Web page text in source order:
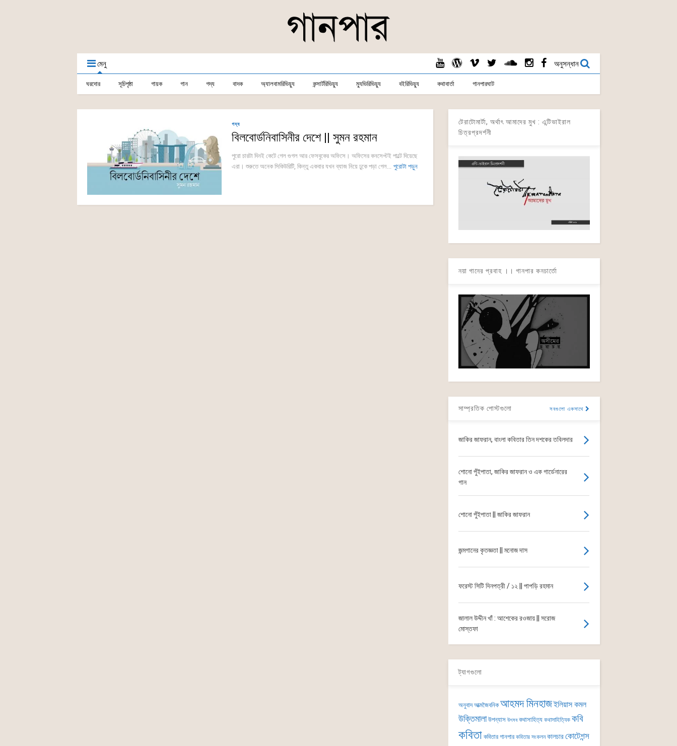
মেনু অনুসন্ধান
ঘরদোর সূচিপৃষ্ঠা গায়ক গান গদ্য বাদক অ্যালবামরিভিয়্যু কন্সার্টরিভিয়্যু ম্যুভিরিভিয়্যু বইরিভিয়্যু কথাবার্তা গানপারঘাট
গদ্য
বিলবোর্ডনিবাসিনীর দেশে || সুমন রহমান
পুরো চারটা দিনই কেটে গেল গুগল আর ফেসবুকের অফিসে। অফিসের কনসেপ্টই পাল্টে দিয়েছে
এরা। শুরুতে অনেক সিকিউরিটি, কিন্তু একবার যখন ব্যাজ নিয়ে ঢুকে পড়া গেল... পুরোটা পড়ুন
টেরাটোমার্টা, অর্থাৎ আমাদের মুখ : এন্টিভাইরাল
চিত্রপ্রদর্শনী
নয়া গানের প্রবাহ ।। গানপার কনচার্তো
সাম্প্রতিক পোস্টগুলো সবগুলো একসাথে
জাকির জাফরান, বাংলা কবিতার তিন দশকের তবিলদার
শোনো পুঁইপাতা, জাকির জাফরান ও এক গার্ডেনারের
গান
শোনো পুঁইপাতা || জাকির জাফরান
জন্মগানের কৃতজ্ঞতা || মনোজ দাস
ফরেস্ট সিটি দিনপত্রী / ১২ || পাপড়ি রহমান
জালাল উদ্দীন খাঁ : আশেকের রওজায় || সরোজ
মোস্তফা
ট্যাগগুলো
অনুবাদ আত্মজৈবনিক আহমদ মিনহাজইলিয়াস কমল
উক্তিমালা উপন্যাস উৎসব কথাসাহিত্য কথাসাহিত্যিক কবি
কবিতা কবিতার গানপার কবিতার সংকলন কালচারকোটেশন্স